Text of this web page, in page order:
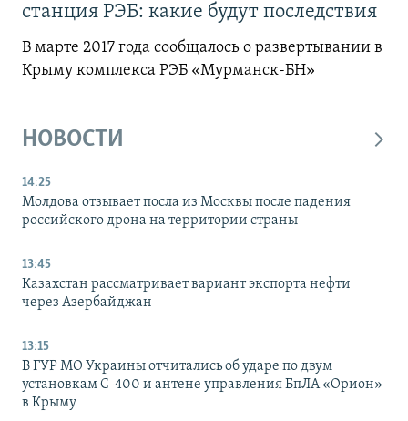
станция РЭБ: какие будут последствия
В марте 2017 года сообщалось о развертывании в
Крыму комплекса РЭБ «Мурманск-БН»
НОВОСТИ
14:25
Молдова отзывает посла из Москвы после падения
российского дрона на территории страны
13:45
Казахстан рассматривает вариант экспорта нефти
через Азербайджан
13:15
В ГУР МО Украины отчитались об ударе по двум
установкам С-400 и антене управления БпЛА «Орион»
в Крыму